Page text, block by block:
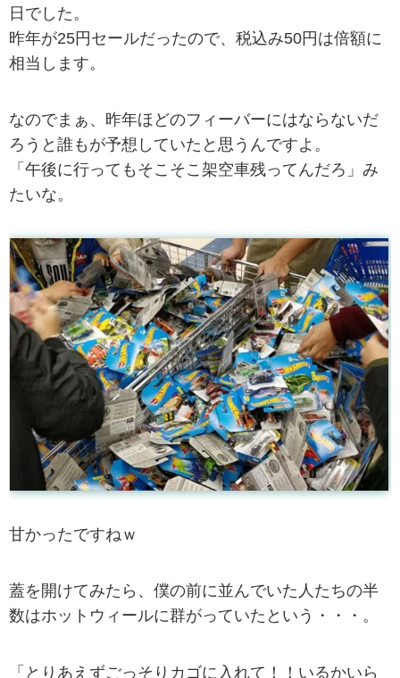
日でした。
昨年が25円セールだったので、税込み50円は倍額に
相当します。
なのでまぁ、昨年ほどのフィーバーにはならないだ
ろうと誰もが予想していたと思うんですよ。
「午後に行ってもそこそこ架空車残ってんだろ」み
たいな。
甘かったですねｗ
蓋を開けてみたら、僕の前に並んでいた人たちの半
数はホットウィールに群がっていたという・・・。
「とりあえずごっそりカゴに入れて！！いるかいら